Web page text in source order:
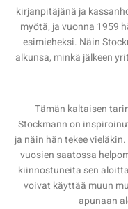
kirjanpitäjänä ja
myötä, ja vuonna 1959
esimieheksi. Näin
alkunsa, minkä jälkeen
Tämän kaltaisen
Stockmann on
ja näin hän tekee
vuosien saatossa
kiinnostuneita sen
voivat käyttää muun
apunaan